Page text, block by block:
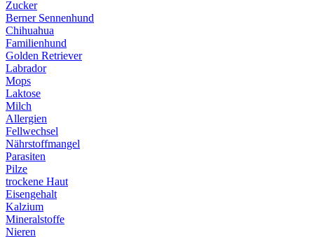
Zucker
Berner Sennenhund
Chihuahua
Familienhund
Golden Retriever
Labrador
Mops
Laktose
Milch
Allergien
Fellwechsel
Nährstoffmangel
Parasiten
Pilze
trockene Haut
Eisengehalt
Kalzium
Mineralstoffe
Nieren